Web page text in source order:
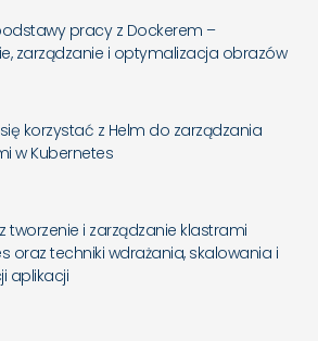
pracy z Dockerem –
zarządzanie i optymalizacja obrazów
korzystać z Helm do zarządzania
w Kubernetes
tworzenie i zarządzanie klastrami
oraz techniki wdrażania, skalowania i
aplikacji